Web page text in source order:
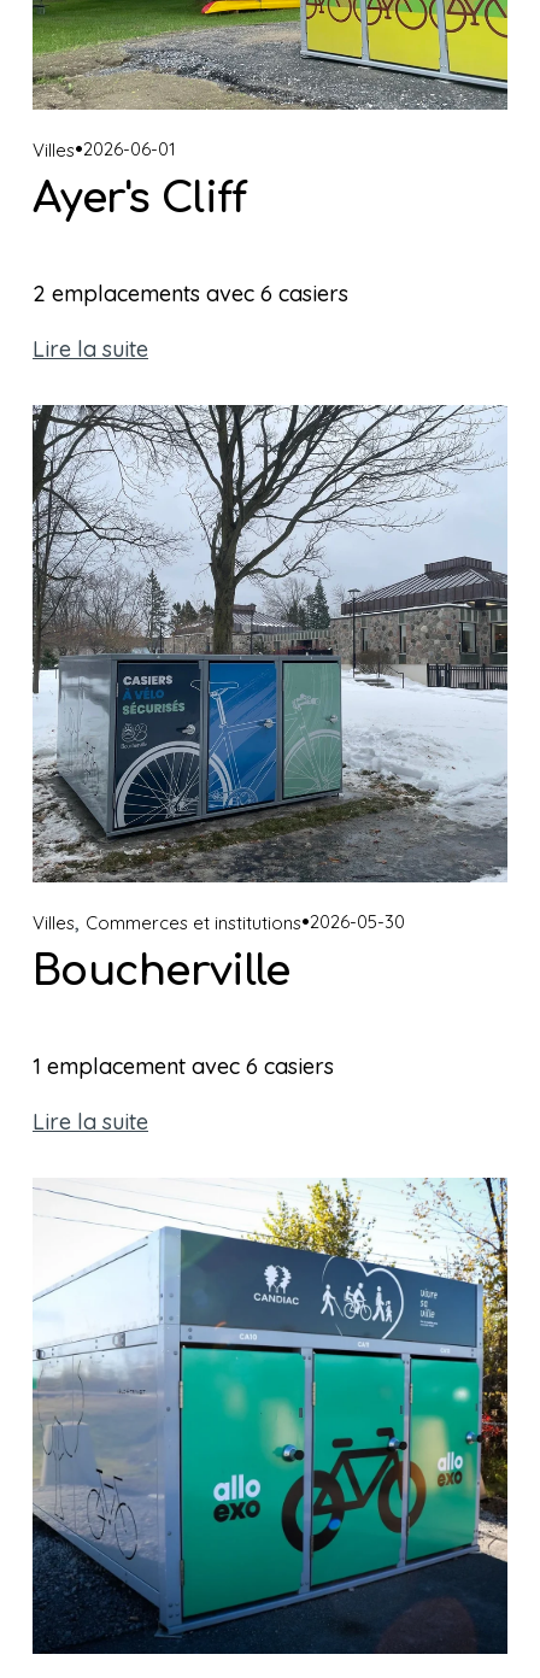
Villes 2026-06-01
Ayer's Cliff
2 emplacements avec 6 casiers
Lire la suite
Villes, Commerces et institutions 2026-05-30
Boucherville
1 emplacement avec 6 casiers
Lire la suite